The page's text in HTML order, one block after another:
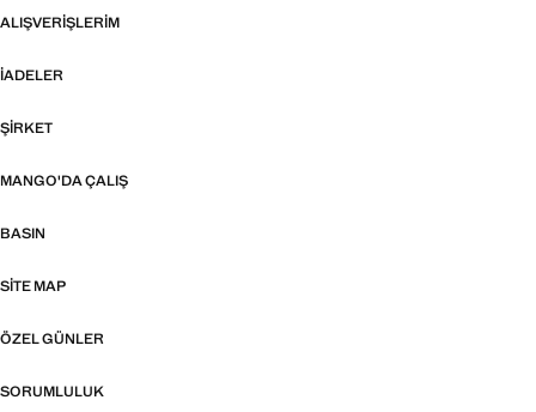
ALIŞVERIŞLERIM
İADELER
ŞIRKET
MANGO'DA ÇALIŞ
BASIN
SITE MAP
ÖZEL GÜNLER
SORUMLULUK